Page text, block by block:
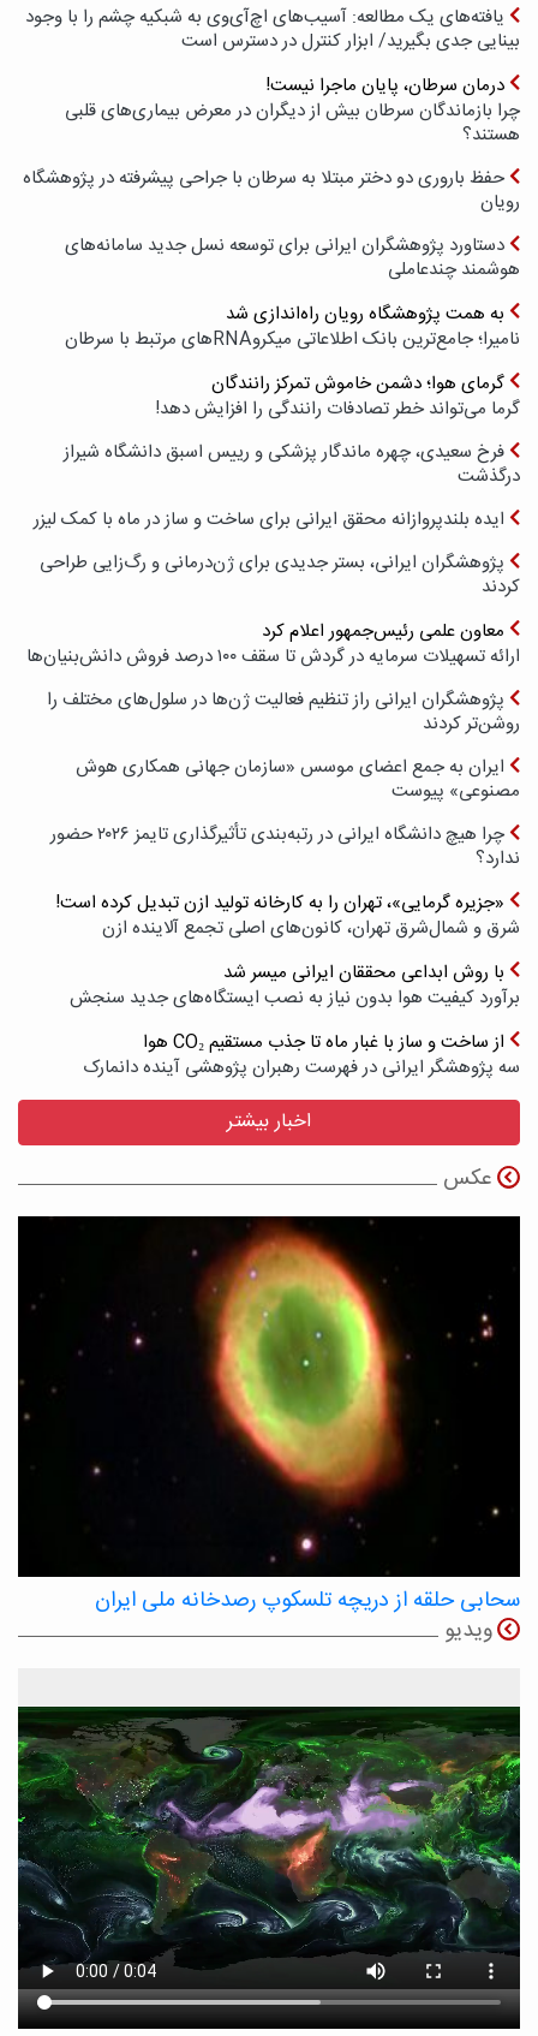
یافته‌های یک مطالعه: آسیب‌های اچ‌آی‌وی به شبکیه چشم را با وجود
بینایی جدی بگیرید/ ابزار کنترل در دسترس است
درمان سرطان، پایان ماجرا نیست!
چرا بازماندگان سرطان بیش از دیگران در معرض بیماری‌های قلبی
هستند؟
حفظ باروری دو دختر مبتلا به سرطان با جراحی پیشرفته در پژوهشگاه
رویان
دستاورد پژوهشگران ایرانی برای توسعه نسل جدید سامانه‌های
هوشمند چندعاملی
به همت پژوهشگاه رویان راه‌اندازی شد
نامیرا؛ جامع‌ترین بانک اطلاعاتی میکروRNAهای مرتبط با سرطان
گرمای هوا؛ دشمن خاموش تمرکز رانندگان
گرما می‌تواند خطر تصادفات رانندگی را افزایش دهد!
فرخ سعیدی، چهره ماندگار پزشکی و رییس اسبق دانشگاه شیراز
درگذشت
ایده بلندپروازانه محقق ایرانی برای ساخت و ساز در ماه با کمک لیزر
پژوهشگران ایرانی، بستر جدیدی برای ژن‌درمانی و رگ‌زایی طراحی
کردند
معاون علمی رئیس‌جمهور اعلام کرد
ارائه تسهیلات سرمایه در گردش تا سقف ۱۰۰ درصد فروش دانش‌بنیان‌ها
پژوهشگران ایرانی راز تنظیم فعالیت ژن‌ها در سلول‌های مختلف را
روشن‌تر کردند
ایران به جمع اعضای موسس «سازمان جهانی همکاری هوش
مصنوعی» پیوست
چرا هیچ دانشگاه ایرانی در رتبه‌بندی تأثیرگذاری تایمز ۲۰۲۶ حضور
ندارد؟
«جزیره گرمایی»، تهران را به کارخانه تولید ازن تبدیل کرده است!
شرق و شمال‌شرق تهران، کانون‌های اصلی تجمع آلاینده ازن
با روش ابداعی محققان ایرانی میسر شد
برآورد کیفیت هوا بدون نیاز به نصب ایستگاه‌های جدید سنجش
از ساخت و ساز با غبار ماه تا جذب مستقیم CO₂ هوا
سه پژوهشگر ایرانی در فهرست رهبران پژوهشی آینده دانمارک
اخبار بیشتر
عکس
سحابی حلقه از دریچه تلسکوپ رصدخانه ملی ایران
ویدیو